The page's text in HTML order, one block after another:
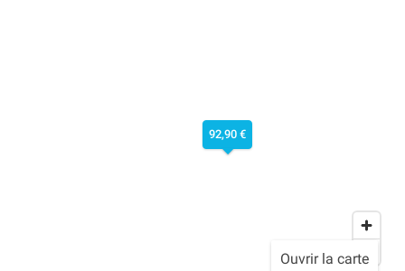
92,90 €
Ouvrir la carte